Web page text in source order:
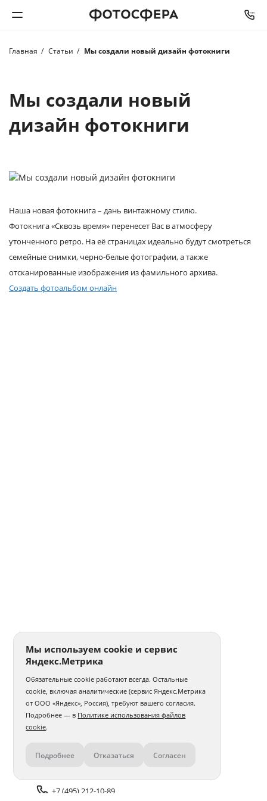
Фотокниги
Календари
Багетная мастерская
Полиграфия
Главная Статьи Мы создали новый дизайн фотокниги
Мы создали новый
дизайн фотокниги
Наша новая фотокнига – дань винтажному стилю.
Фотокнига «Сквозь время» перенесет Вас в атмосферу
утонченного ретро. На её страницах идеально будут смотреться
семейные снимки, черно-белые фотографии, а также
отсканированные изображения из фамильного архива.
Создать фотоальбом онлайн
Контакты
+7 (495) 212-10-89
Мы используем cookie и сервис
Яндекс.Метрика
Обязательные cookie работают всегда. Остальные
cookie, включая аналитические (сервис Яндекс.Метрика
от ООО «Яндекс», Россия), требуют вашего согласия.
Подробнее — в Политике использования файлов
cookie.
Подробнее Отказаться Согласен